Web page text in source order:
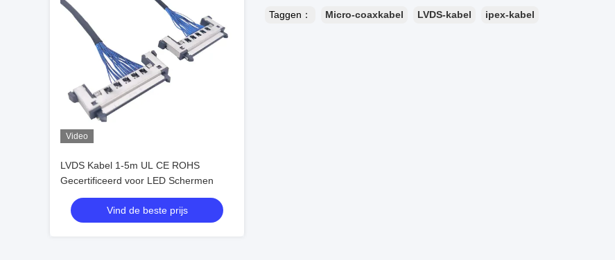
Video
LVDS Kabel 1-5m UL CE ROHS
Gecertificeerd voor LED Schermen
Vind de beste prijs
Taggen： Micro-coaxkabel LVDS-kabel ipex-kabel